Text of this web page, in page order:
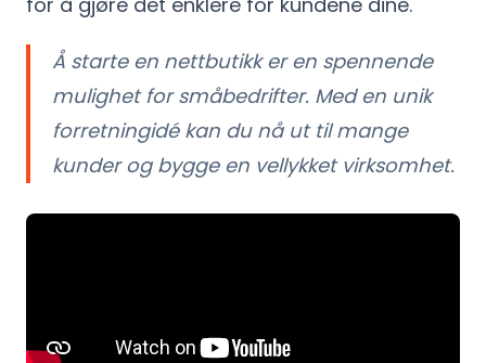
Å starte en nettbutikk er en spennende
mulighet for småbedrifter. Med en unik
forretningidé kan du nå ut til mange
kunder og bygge en vellykket virksomhet.